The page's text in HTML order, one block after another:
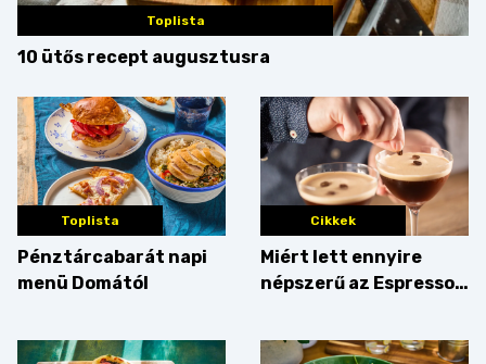
Toplista
10 ütős recept augusztusra
Toplista
Pénztárcabarát napi
menü Domától
Cikkek
Miért lett ennyire
népszerű az Espresso
érdemes enni mellé?